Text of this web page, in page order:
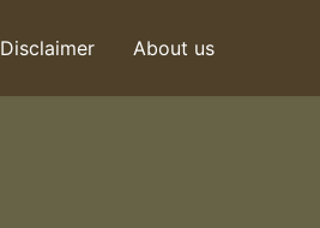
Disclaimer About us